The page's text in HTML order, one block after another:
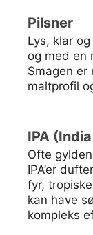
Pilsner
Lys, klar
og med en
Smagen er
maltprofil
IPA
Ofte
IPA’er
fyr,
kan have
kompleks